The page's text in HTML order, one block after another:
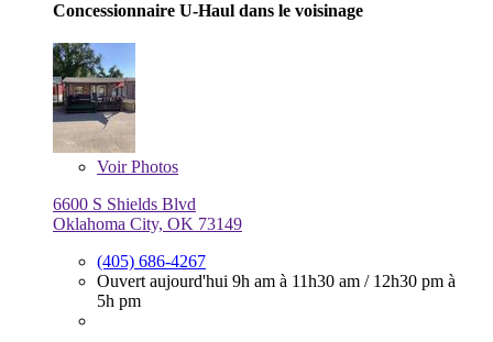
Concessionnaire U-Haul dans le voisinage
VoirPhotos
6600 S Shields Blvd
Oklahoma City, OK 73149
(405) 686-4267
Ouvert aujourd'hui 9h am à 11h30 am / 12h30 pm à
5h pm